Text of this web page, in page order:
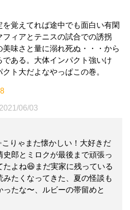
を覚えてれば途中でも面白い有閑
フィアとテニスの試合での誘拐
美味さと量に溺れ死ぬ・・・から
である。大体インパクト強いけ
ト大だよなやっぱこの巻。
2021/06/03
こりゃまた懐かしい！大好きだ
史郎とミロクが最後まで頑張っ
たよね😆まだ実家に残っている
みたくなってきた、夏の怪談も
ったな〜、ルビーの帯留めと